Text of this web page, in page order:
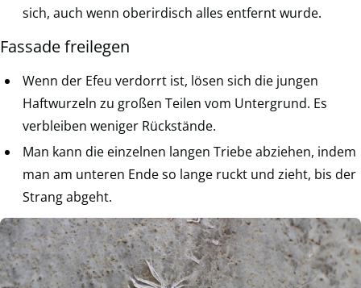
sich, auch wenn oberirdisch alles entfernt wurde.
Fassade freilegen
Wenn der Efeu verdorrt ist, lösen sich die jungen
Haftwurzeln zu großen Teilen vom Untergrund. Es
verbleiben weniger Rückstände.
Man kann die einzelnen langen Triebe abziehen, indem
man am unteren Ende so lange ruckt und zieht, bis der
Strang abgeht.